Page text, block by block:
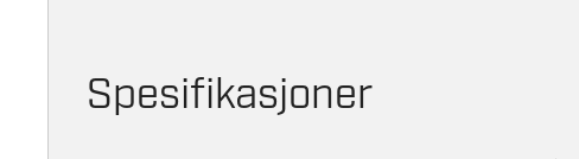
Spesifikasjoner